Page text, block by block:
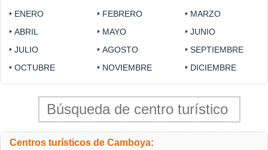
ENERO FEBRERO
MARZO
ABRIL
MAYO
JUNIO
JULIO
AGOSTO
SEPTIEMBRE
OCTUBRE
NOVIEMBRE DICIEMBRE
Centros turísticos de Camboya: